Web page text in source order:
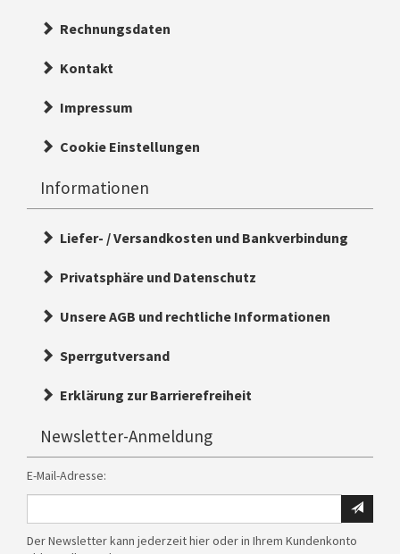
Rechnungsdaten
Kontakt
Impressum
Cookie Einstellungen
Informationen
Liefer- / Versandkosten und Bankverbindung
Privatsphäre und Datenschutz
Unsere AGB und rechtliche Informationen
Sperrgutversand
Erklärung zur Barrierefreiheit
Newsletter-Anmeldung
E-Mail-Adresse:
E-
Mail
Der Newsletter kann jederzeit hier oder in Ihrem Kundenkonto